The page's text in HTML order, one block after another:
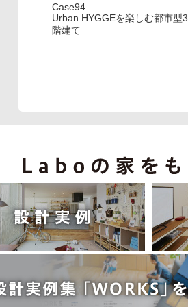
Case94
Urban HYGGEを楽しむ都市型3
階建て